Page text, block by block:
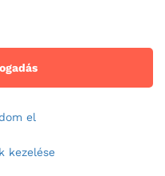
el
kezelése